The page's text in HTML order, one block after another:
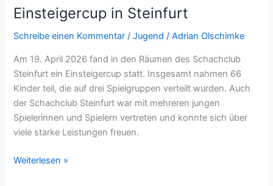
Einsteigercup in Steinfurt
Schreibe einen Kommentar /Jugend /Adrian Olschimke
Am 19. April 2026 fand in den Räumen des Schachclub
Steinfurt ein Einsteigercup statt. Insgesamt nahmen 66
Kinder teil, die auf drei Spielgruppen verteilt wurden. Auch
der Schachclub Steinfurt war mit mehreren jungen
Spielerinnen und Spielern vertreten und konnte sich über
viele starke Leistungen freuen.
Einsteigercup
Weiterlesen »